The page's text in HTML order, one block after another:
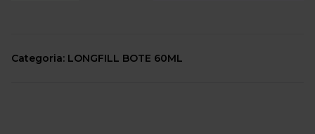
Categoria: LONGFILL BOTE 60ML